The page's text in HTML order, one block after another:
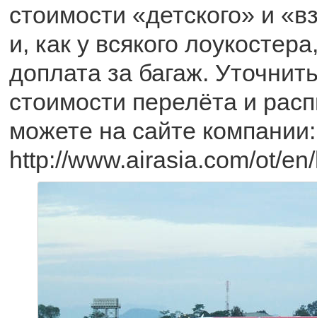
стоимости «детского» и
и, как у всякого
доплата за багаж.
стоимости перелёта и
можете на сайте компании:
http://www.airasia.com/ot/